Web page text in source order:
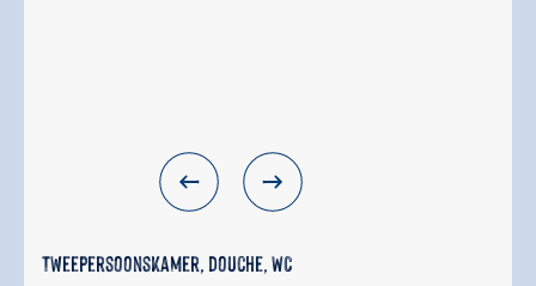
Tweepersoonskamer, douche, WC